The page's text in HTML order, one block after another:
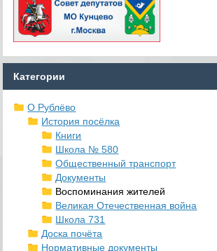
Категории
О Рублёво
История посёлка
Книги
Школа № 580
Общественный транспорт
Документы
Воспоминания жителей
Великая Отечественная война
Школа 731
Доска почёта
Нормативные документы